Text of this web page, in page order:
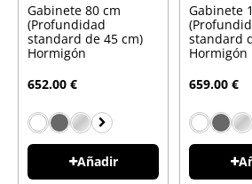
Gabinete 80 cm
(Profundidad
standard de 45 cm)
Hormigón
652.00 €
Añadir
Gabinete
standard
Hormigón
659.00 €